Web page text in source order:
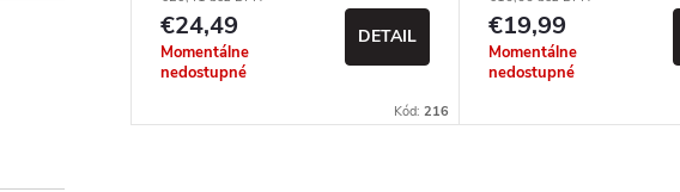
€24,49
Momentálne
nedostupné
DETAIL
Kód: 216
€19,99
Momentálne
nedostupné